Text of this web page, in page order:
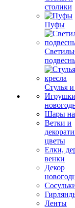
столики
Пуфы
Стулья и
Игрушки
Шары на
Ветки и
цветы
Елки,
венки
Декор
Ленты